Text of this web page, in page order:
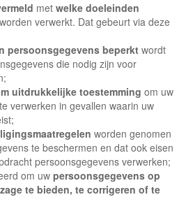
met welke doeleinden
verwerkt. Dat gebeurt via deze
persoonsgegevens beperkt wordt
die nodig zijn voor
uitdrukkelijke toestemming om uw
verwerken in gevallen waarin uw
worden genomen
te beschermen en dat ook eisen
persoonsgegevens verwerken;
om uw persoonsgegevens op
te bieden, te corrigeren of te